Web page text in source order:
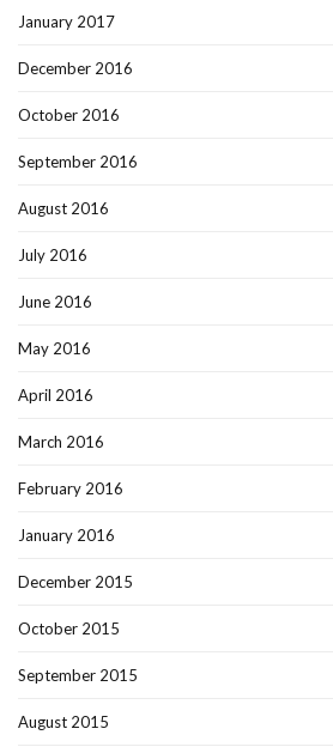
January 2017
December 2016
October 2016
September 2016
August 2016
July 2016
June 2016
May 2016
April 2016
March 2016
February 2016
January 2016
December 2015
October 2015
September 2015
August 2015